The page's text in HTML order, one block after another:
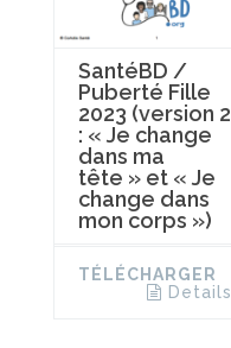
SantéBD /
Puberté Fille
2023 (version 2
: « Je change
dans ma
tête » et « Je
change dans
mon corps »)
TÉLÉCHARGER
Details